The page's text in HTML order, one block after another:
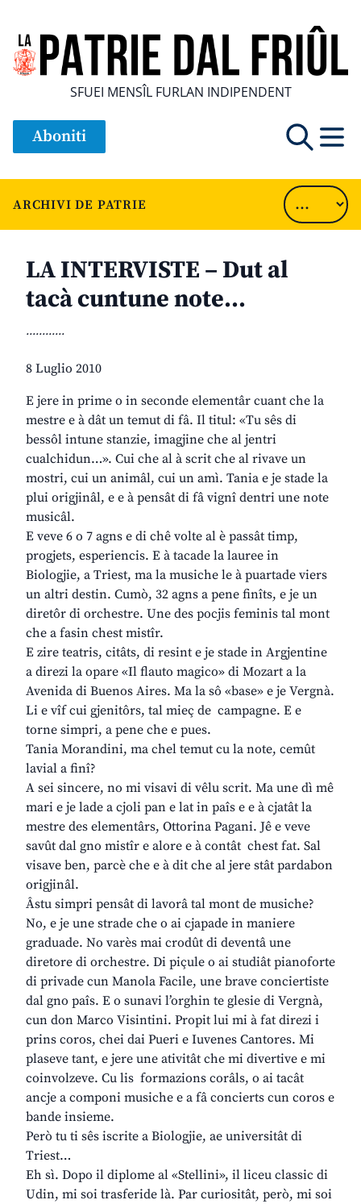
SFUEI MENSÎL FURLAN INDIPENDENT
Aboniti
ARCHIVI DE PATRIE
LA INTERVISTE – Dut al
tacà cuntune note…
............
8 Luglio 2010
E jere in prime o in seconde elementâr cuant che la
mestre e à dât un temut di fâ. Il titul: «Tu sês di
bessôl intune stanzie, imagjine che al jentri
cualchidun…». Cui che al à scrit che al rivave un
mostri, cui un animâl, cui un amì. Tania e je stade la
plui origjinâl, e e à pensât di fâ vignî dentri une note
musicâl.
E veve 6 o 7 agns e di chê volte al è passât timp,
progjets, esperiencis. E à tacade la lauree in
Biologjie, a Triest, ma la musiche le à puartade viers
un altri destin. Cumò, 32 agns a pene finîts, e je un
diretôr di orchestre. Une des pocjis feminis tal mont
che a fasin chest mistîr.
E zire teatris, citâts, di resint e je stade in Argjentine
a direzi la opare «Il flauto magico» di Mozart a la
Avenida di Buenos Aires. Ma la sô «base» e je Vergnà.
Li e vîf cui gjenitôrs, tal mieç de campagne. E e
torne simpri, a pene che e pues.
Tania Morandini, ma chel temut cu la note, cemût
lavial a finî?
A sei sincere, no mi visavi di vêlu scrit. Ma une dì mê
mari e je lade a cjoli pan e lat in paîs e e à cjatât la
mestre des elementârs, Ottorina Pagani. Jê e veve
savût dal gno mistîr e alore e à contât chest fat. Sal
visave ben, parcè che e à dit che al jere stât pardabon
origjinâl.
Âstu simpri pensât di lavorâ tal mont de musiche?
No, e je une strade che o ai cjapade in maniere
graduade. No varès mai crodût di deventâ une
diretore di orchestre. Di piçule o ai studiât pianoforte
di privade cun Manola Facile, une brave conciertiste
dal gno paîs. E o sunavi l’orghin te glesie di Vergnà,
cun don Marco Visintini. Propit lui mi à fat direzi i
prins coros, chei dai Pueri e Iuvenes Cantores. Mi
plaseve tant, e jere une ativitât che mi divertive e mi
coinvolzeve. Cu lis formazions corâls, o ai tacât
ancje a componi musiche e a fâ concierts cun coros e
bande insieme.
Però tu ti sês iscrite a Biologjie, ae universitât di
Triest…
Eh sì. Dopo il diplome al «Stellini», il liceu classic di
Udin, mi soi trasferide là. Par curiositât, però, mi soi